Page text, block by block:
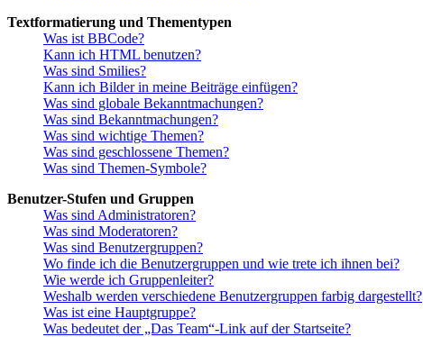
Textformatierung und Thementypen
Was ist BBCode?
Kann ich HTML benutzen?
Was sind Smilies?
Kann ich Bilder in meine Beiträge einfügen?
Was sind globale Bekanntmachungen?
Was sind Bekanntmachungen?
Was sind wichtige Themen?
Was sind geschlossene Themen?
Was sind Themen-Symbole?
Benutzer-Stufen und Gruppen
Was sind Administratoren?
Was sind Moderatoren?
Was sind Benutzergruppen?
Wo finde ich die Benutzergruppen und wie trete ich ihnen bei?
Wie werde ich Gruppenleiter?
Weshalb werden verschiedene Benutzergruppen farbig dargestellt?
Was ist eine Hauptgruppe?
Was bedeutet der „Das Team“-Link auf der Startseite?